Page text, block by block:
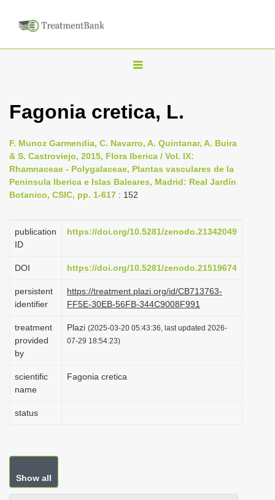
T
g
e
n
a
i
g
t
i
o
n
Fagonia cretica, L.
F. Munoz Garmendia, C. Navarro, A. Quintanar, A. Buira
& S. Castroviejo, 2015, Flora Iberica / Vol. IX:
Rhamnaceae - Polygalaceae, Plantas vasculares de la
Peninsula Iberica e Islas Baleares, Madrid: Real Jardín
Botanico, CSIC, pp. 1-617 : 152
publication
ID
https://doi.org/10.5281/zenodo.21342049
DOI https://doi.org/10.5281/zenodo.21519674
persistent
identifier
https://treatment.plazi.org/id/CB713763-
FF5E-30EB-56FB-344C9008F991
treatment
provided
by
Plazi (2025-03-20 05:43:36, last updated 2026-
07-29 18:54:23)
scientific
name
Fagonia cretica
status
Show all